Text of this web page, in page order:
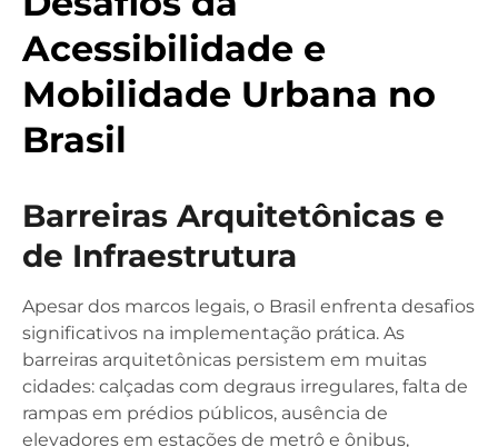
Acessibilidade e
Mobilidade Urbana no
Brasil
Barreiras Arquitetônicas e
de Infraestrutura
Apesar dos marcos legais, o Brasil enfrenta desafios
significativos na implementação prática. As
barreiras arquitetônicas persistem em muitas
cidades: calçadas com degraus irregulares, falta de
rampas em prédios públicos, ausência de
elevadores em estações de metrô e ônibus,